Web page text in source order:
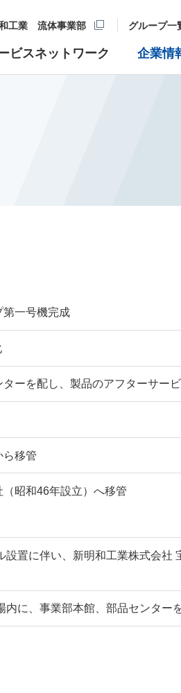
ビスネットワーク 企業情
工業 流体事業部 グループ一
一号機完成
ーを配し、製品のアフターサー
ら移管
昭和46年設立）へ移管
置に伴い、新明和工業株式会社
に、事業部本館、部品センター